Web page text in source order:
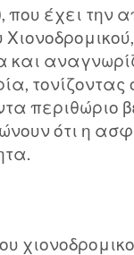
έχει την
και
τονίζοντας
περιθώριο
ότι η